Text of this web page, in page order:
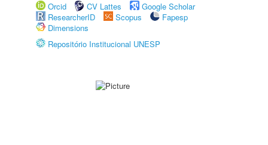
Orcid
CV Lattes
Google Scholar
ResearcherID
Scopus
Fapesp
Dimensions
Repositório Institucional UNESP